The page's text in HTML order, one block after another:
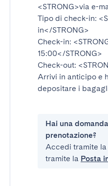
<STRONG>via e-
Tipo di check-in:
in</STRONG>
Check-in:
15:00</STRONG>
Check-out:
Arrivi in anticipo e
depositare i
Hai una
prenotazione?
Accedi tramite
tramite la Posta